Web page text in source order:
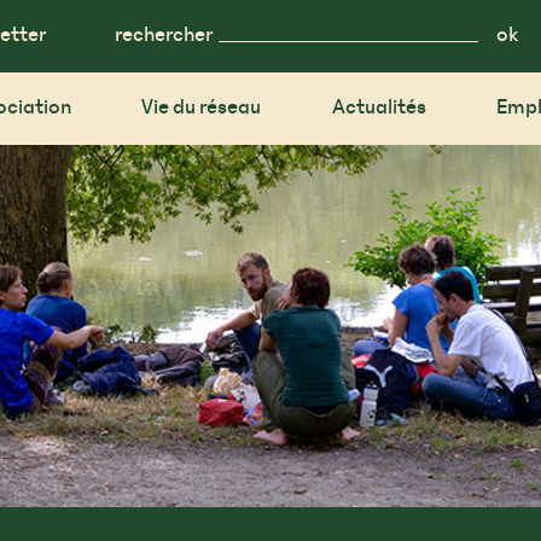
rechercher
Vie du réseau Actualités